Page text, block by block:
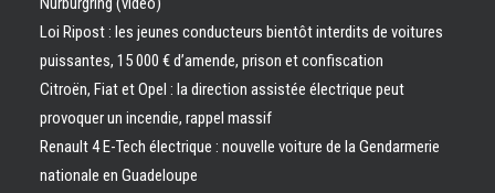
Loi Ripost : les jeunes conducteurs bientôt interdits de voitures
puissantes, 15 000 € d’amende, prison et confiscation
Citroën, Fiat et Opel : la direction assistée électrique peut
provoquer un incendie, rappel massif
Renault 4 E-Tech électrique : nouvelle voiture de la Gendarmerie
nationale en Guadeloupe